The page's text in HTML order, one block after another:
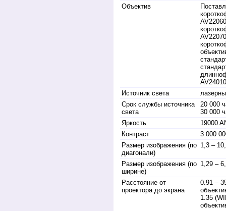
Объектив
AV22060
AV22070
AV24010
Источник света
Срок службы источника
света
20 000
30 000
Яркость
19000
Контраст
3 000
Размер изображения (по
диагонали)
1,3 –
Размер изображения (по
ширине)
1,29 –
Расстояние от
проектора до экрана
0.91 –
1.35